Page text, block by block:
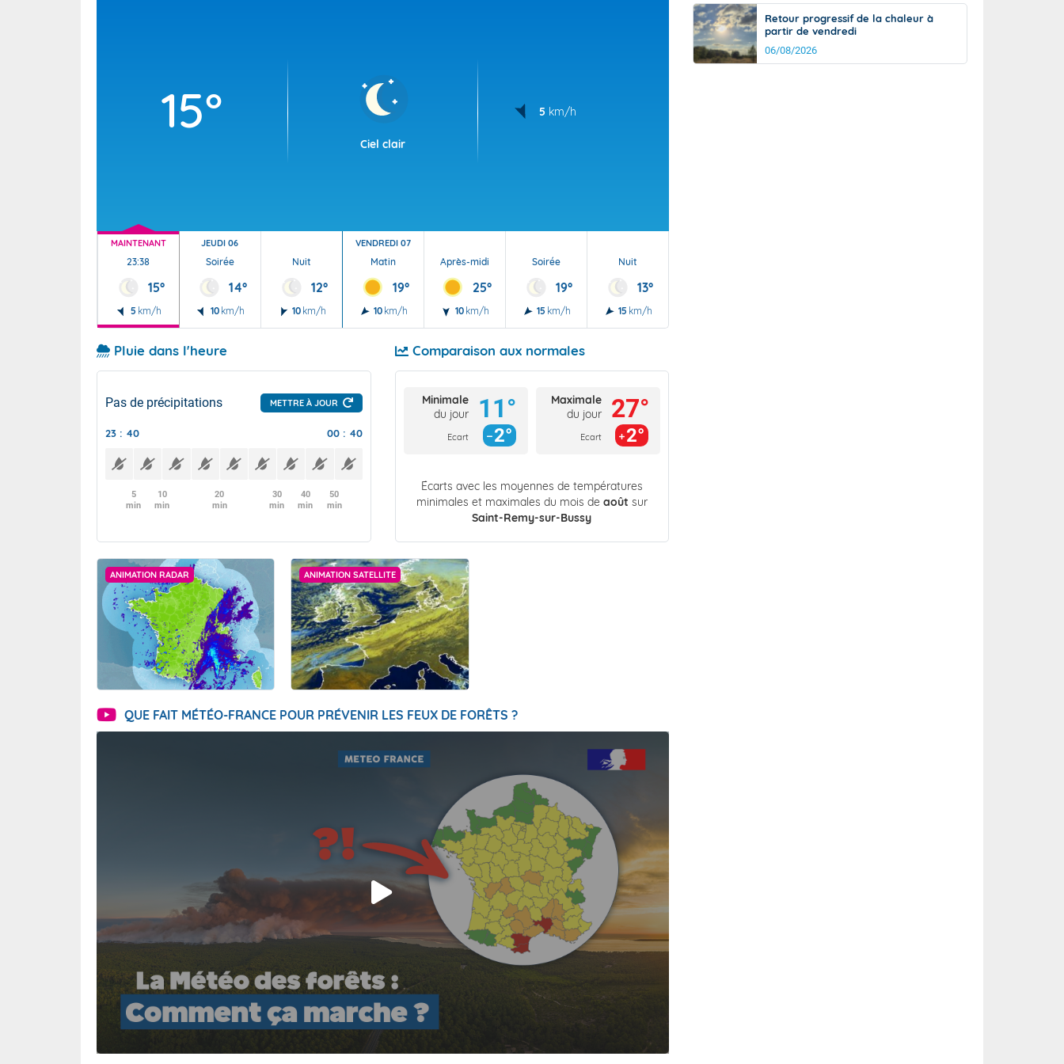
15°
Ciel clair
5 km/h
MAINTENANT
23:38
15°
5 km/h
JEUDI 06
Soirée
14°
10 km/h
Nuit
12°
10 km/h
VENDREDI 07
Matin
19°
10 km/h
Après-midi
25°
10 km/h
Soirée
19°
15 km/h
Nuit
13°
15 km/h
Pluie dans l'heure
Pas de précipitations METTRE À JOUR
23 : 40 00 : 40
5
min
10
min
20
min
30
min
40
min
50
min
Comparaison aux normales
Minimale
du jour
Ecart
11°
2°
Maximale
du jour
Ecart
27°
2°
Écarts avec les moyennes de températures
minimales et maximales du mois de août sur
Saint-Remy-sur-Bussy
ANIMATION RADAR ANIMATION SATELLITE
QUE FAIT MÉTÉO-FRANCE POUR PRÉVENIR LES FEUX DE FORÊTS ?
Retour progressif de la chaleur à
partir de vendredi
06/08/2026